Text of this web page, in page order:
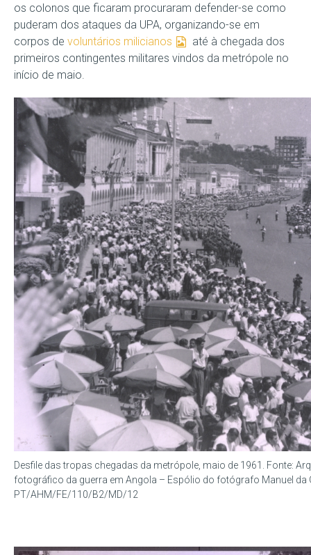
os colonos que ficaram procuraram defender-se como
puderam dos ataques da UPA, organizando-se em
corpos de voluntários milicianos
até à chegada dos
primeiros contingentes militares vindos da metrópole no
início de maio.
Desfile das tropas chegadas da metrópole, maio de 1961. Fonte:
fotográfico da guerra em Angola – Espólio do fotógrafo Manuel da
PT/AHM/FE/110/B2/MD/12